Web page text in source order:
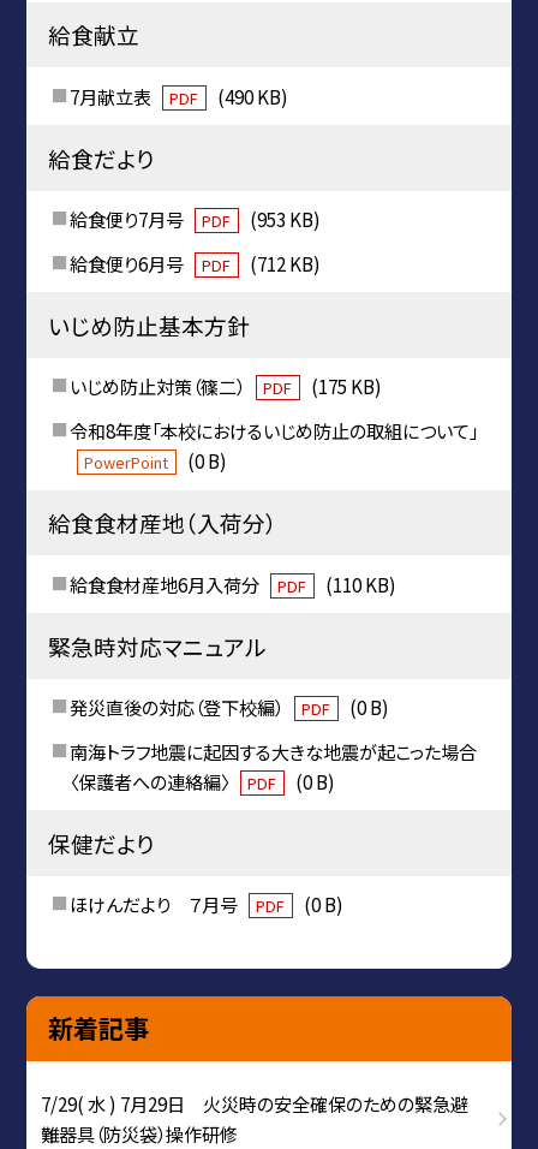
給食献立
7月献立表 PDF (490 KB)
給食だより
給食便り7月号 PDF
(953 KB)
給食便り6月号
PDF (712 KB)
いじめ防止基本方針
いじめ防止対策（篠二） PDF
(175 KB)
令和8年度「本校におけるいじめ防止の取組について」
PowerPoint (0 B)
給食食材産地（入荷分）
給食食材産地6月入荷分 PDF (110 KB)
緊急時対応マニュアル
発災直後の対応（登下校編） PDF
(0 B)
南海トラフ地震に起因する大きな地震が起こった場合
〈保護者への連絡編〉
PDF (0 B)
保健だより
ほけんだより ７月号 PDF (0 B)
新着記事
7/29( 水 ) 7月29日 火災時の安全確保のための緊急避
難器具（防災袋）操作研修